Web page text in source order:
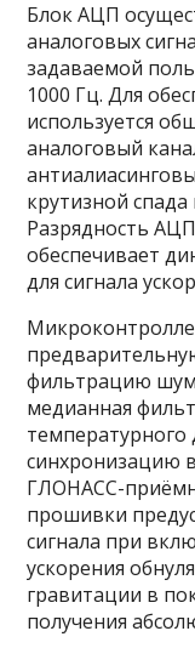
Блок АЦП
аналоговых
задаваемой
1000 Гц. Для
используется
аналоговый
крутизной
Разрядность
обеспечивает
для сигнала
фильтрацию
медианная
температурного
синхронизацию
ГЛОНАСС-
прошивки
сигнала при
ускорения
гравитации в
получения